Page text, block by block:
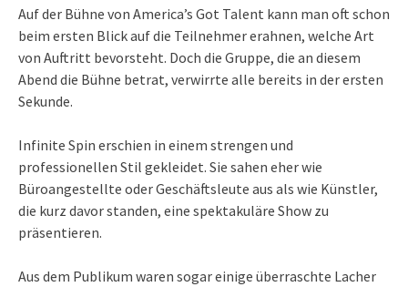
Auf der Bühne von America’s Got Talent kann man oft schon
beim ersten Blick auf die Teilnehmer erahnen, welche Art
von Auftritt bevorsteht. Doch die Gruppe, die an diesem
Abend die Bühne betrat, verwirrte alle bereits in der ersten
Sekunde.
Infinite Spin erschien in einem strengen und
professionellen Stil gekleidet. Sie sahen eher wie
Büroangestellte oder Geschäftsleute aus als wie Künstler,
die kurz davor standen, eine spektakuläre Show zu
präsentieren.
Aus dem Publikum waren sogar einige überraschte Lacher